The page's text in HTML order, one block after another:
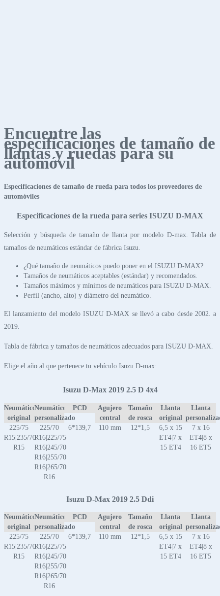
Encuentre las
especificaciones de tamaño de
llantas y ruedas para su
automóvil
Especificaciones de tamaño de rueda para todos los proveedores de
automóviles
Especificaciones de la rueda para series ISUZU D-MAX
Selección y búsqueda de tamaño de llanta por modelo D-max. Tabla de
tamaños de neumáticos estándar de fábrica Isuzu.
¿Qué tamaño de neumáticos puedo poner en el ISUZU D-MAX?
Tamaños de neumáticos aceptables (estándar) y recomendados.
Tamaños máximos y mínimos de neumáticos para ISUZU D-MAX.
Perfil (ancho, alto) y diámetro del neumático.
El lanzamiento del modelo ISUZU D-MAX se llevó a cabo desde 2002. a
2019.
Tabla de fábrica y tamaños de neumáticos adecuados para ISUZU D-MAX.
Elige el año al que pertenece tu vehículo Isuzu D-max:
Isuzu D-Max 2019 2.5 D 4x4
Neumático
original
Neumático
personalizado
PCD
Agujero
central
Tamaño
de rosca
Llanta
original
Llanta
225/75
R15|235/70
R15
225/70
R16|225/75
R16|245/70
R16|255/70
R16|265/70
R16
6*139,7 110 mm 12*1,5
6,5 x 15
ET4|7 x
15 ET4
7 x 16
ET4|8 x
16 ET5
Isuzu D-Max 2019 2.5 Ddi
Neumático
original
Neumático
personalizado
PCD
Agujero
central
Tamaño
de rosca
Llanta
original
Llanta
225/75
R15|235/70
R15
225/70
R16|225/75
R16|245/70
R16|255/70
R16|265/70
R16
6*139,7 110 mm 12*1,5
6,5 x 15
ET4|7 x
15 ET4
7 x 16
ET4|8 x
16 ET5